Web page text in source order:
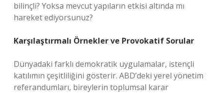
bilinçli? Yoksa mevcut yapıların etkisi altında mı
hareket ediyorsunuz?
Karşılaştırmalı Örnekler ve Provokatif Sorular
Dünyadaki farklı demokratik uygulamalar, istençli
katılımın çeşitliliğini gösterir. ABD’deki yerel yönetim
referandumları, bireylerin toplumsal karar